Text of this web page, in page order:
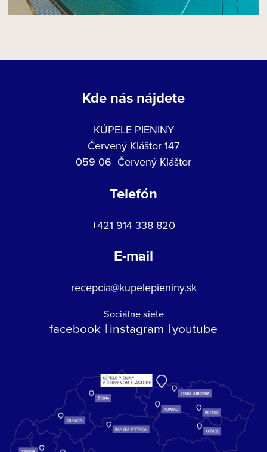
Kde nás nájdete
KÚPELE PIENINY
Červený Kláštor 147
059 06 Červený Kláštor
Telefón
+421 914 338 820
E-mail
recepcia@kupelepieniny.sk
Sociálne siete
facebook instagram youtube